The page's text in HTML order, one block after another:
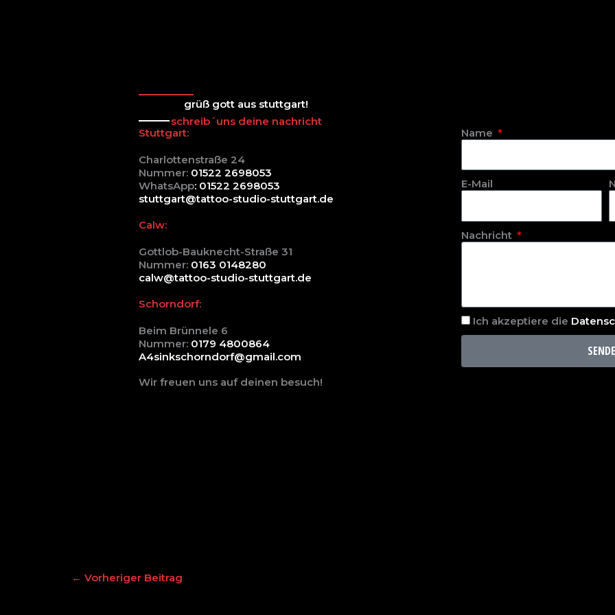
grüß gott aus stuttgart!
schreib´uns deine nachricht
Stuttgart:
Charlottenstraße 24
Nummer: 01522 2698053
WhatsApp: 01522 2698053
stuttgart@tattoo-studio-stuttgart.de
Calw:
Gottlob-Bauknecht-Straße 31
Nummer: 0163 0148280
calw@tattoo-studio-stuttgart.de
Schorndorf:
Beim Brünnele 6
Nummer: 0179 4800864
A4sinkschorndorf@gmail.com
Wir freuen uns auf deinen besuch!
Name
E-Mail
Nachricht
Ich akzeptiere die
← Vorheriger Beitrag